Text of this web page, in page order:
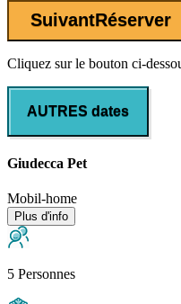
SuivantRéserver
Cliquez sur le bouton ci-
AUTRES dates
Giudecca Pet
Mobil-home
Plus d'info
5 Personnes